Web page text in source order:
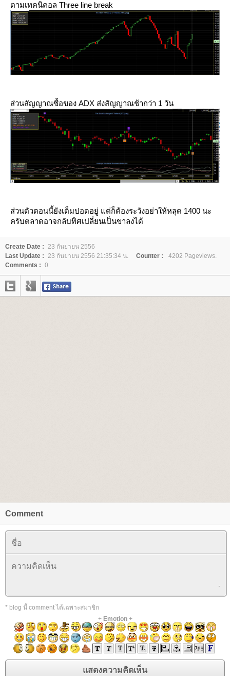
ตามเทคนิคอล Three line break
ส่วนสัญญาณซื้อของ ADX ส่งสัญญาณช้ากว่า 1 วัน
ส่วนตัวตอนนี้ยังเต็มปอดอยู่ แต่ก็ต้องระวังอย่าให้หลุด 1400 นะ
ครับตลาดอาจกลับทิศเปลี่ยนเป็นขาลงได้
Create Date : 23 กันยายน 2556
Last Update : 23 กันยายน 2556 21:35:34 น. Counter :
4202 Pageviews.
Comments : 0
Comment
* blog นี้ comment ได้เฉพาะสมาชิก
+ Emotion+